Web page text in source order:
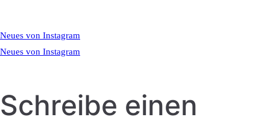
Neues von Instagram
Neues von Instagram
Schreibe einen